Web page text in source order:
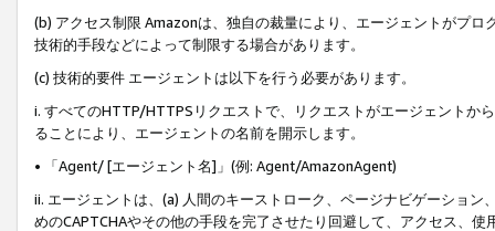
(b) アクセス制限 Amazonは、独自の裁量により、エージェントがプ
技術的手段などによって制限する場合があります。
(c) 技術的要件 エージェントは以下を行う必要があります。
i. すべてのHTTP/HTTPSリクエストで、リクエストがエージェントか
ることにより、エージェントの名前を開示します。
• 「Agent/ [エージェント名]」(例: Agent/AmazonAgent)
ii. エージェントは、(a) 人間のキーストローク、ページナビゲーショ
めのCAPTCHAやその他の手段を完了させたり回避して、アクセス、